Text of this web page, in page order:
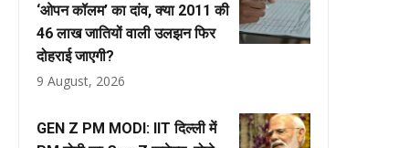
‘ओपन कॉलम’ का दांव, क्या 2011 की
46 लाख जातियों वाली उलझन फिर
दोहराई जाएगी?
9 August, 2026
GEN Z PM MODI: IIT दिल्ली में